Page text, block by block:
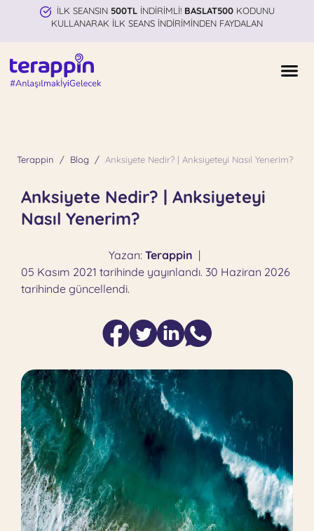
İLK SEANSIN 500TLİNDİRİMLİ! BASLAT500KODUNU
KULLANARAK İLK SEANS İNDİRİMİNDEN FAYDALAN
Terappin Blog Anksiyete Nedir? | Anksiyeteyi Nasıl Yenerim?
Anksiyete Nedir? | Anksiyeteyi
Nasıl Yenerim?
Yazan: Terappin |
05 Kasım 2021 tarihinde yayınlandı. 30 Haziran 2026
tarihinde güncellendi.